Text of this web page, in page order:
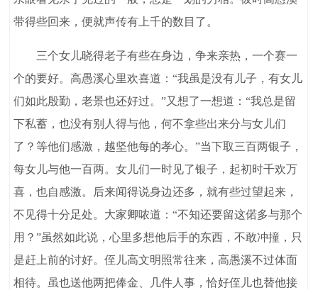
带得些回来，便就声传有上千的数目了。
三个女儿晓得老子有些在身边，争来亲热，一个赛一
个的要好。高愚溪心里欢喜道：“我虽是没有儿子，有女儿
们如此殷勤，老景也还好过。”又想了一想道：“我总是留
下私蓄，也没有别人得与他，何不拿些出来分与女儿们
了？等他们感激，越坚他每的孝心。”当下取三百两银子，
每女儿与他一百两。女儿们一时见了银子，起初时千欢万
喜，也自感激。后来闻得说身边还多，就有些过望起来，
不见得十分足处。大家卿哝道：“不知还要留这偌多与那个
用？”虽然如此说，心里多想他后手的东西，不敢冲撞，只
是赶上前的讨好。侄儿高文明照常往来，高愚溪不过体面
相待。虽也送他两把俸金、几件人事，恰好侄儿也替他接